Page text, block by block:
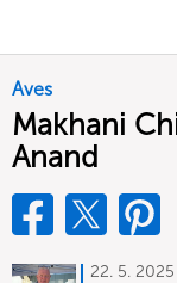
Aves
Makhani
Anand
22. 5. 2025